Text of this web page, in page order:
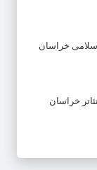
خراسان
خراسان